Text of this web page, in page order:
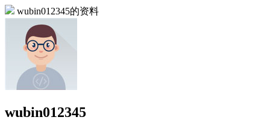
wubin012345的资料
wubin012345